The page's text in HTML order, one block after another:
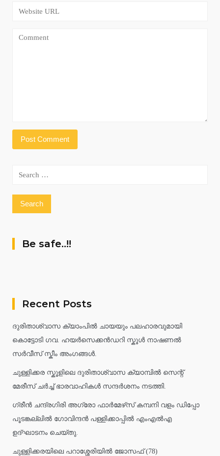
Search
Be safe..!!
Recent Posts
ദുരിതാശ്വാസ ക്യാംപിൽ ചായയും പലഹാരവുമായി
കൊട്ടോടി ഗവ. ഹയർസെക്കൻഡറി സ്കൂൾ നാഷണൽ
സർവീസ് സ്കീം അംഗങ്ങൾ.
ചുള്ളിക്കര സ്കൂളിലെ ദുരിതാശ്വാസ ക്യാമ്പിൽ സെന്റ്
മേരീസ് ചർച്ച് ഭാരവാഹികൾ സന്ദർശനം നടത്തി.
ഗ്രീൻ ചന്ദ്രഗിരി അഗ്രോ ഫാർമേഴ്‌സ് കമ്പനി വളം ഡിപ്പോ
പൂടങ്കല്ലിൽ ഗോവിന്ദൻ പള്ളിക്കാപ്പിൽ എംഎൽഎ
ഉദ്ഘാടനം ചെയ്തു.
ചുള്ളിക്കരയിലെ പറാശ്ശേരിയിൽ ജോസഫ് (78)